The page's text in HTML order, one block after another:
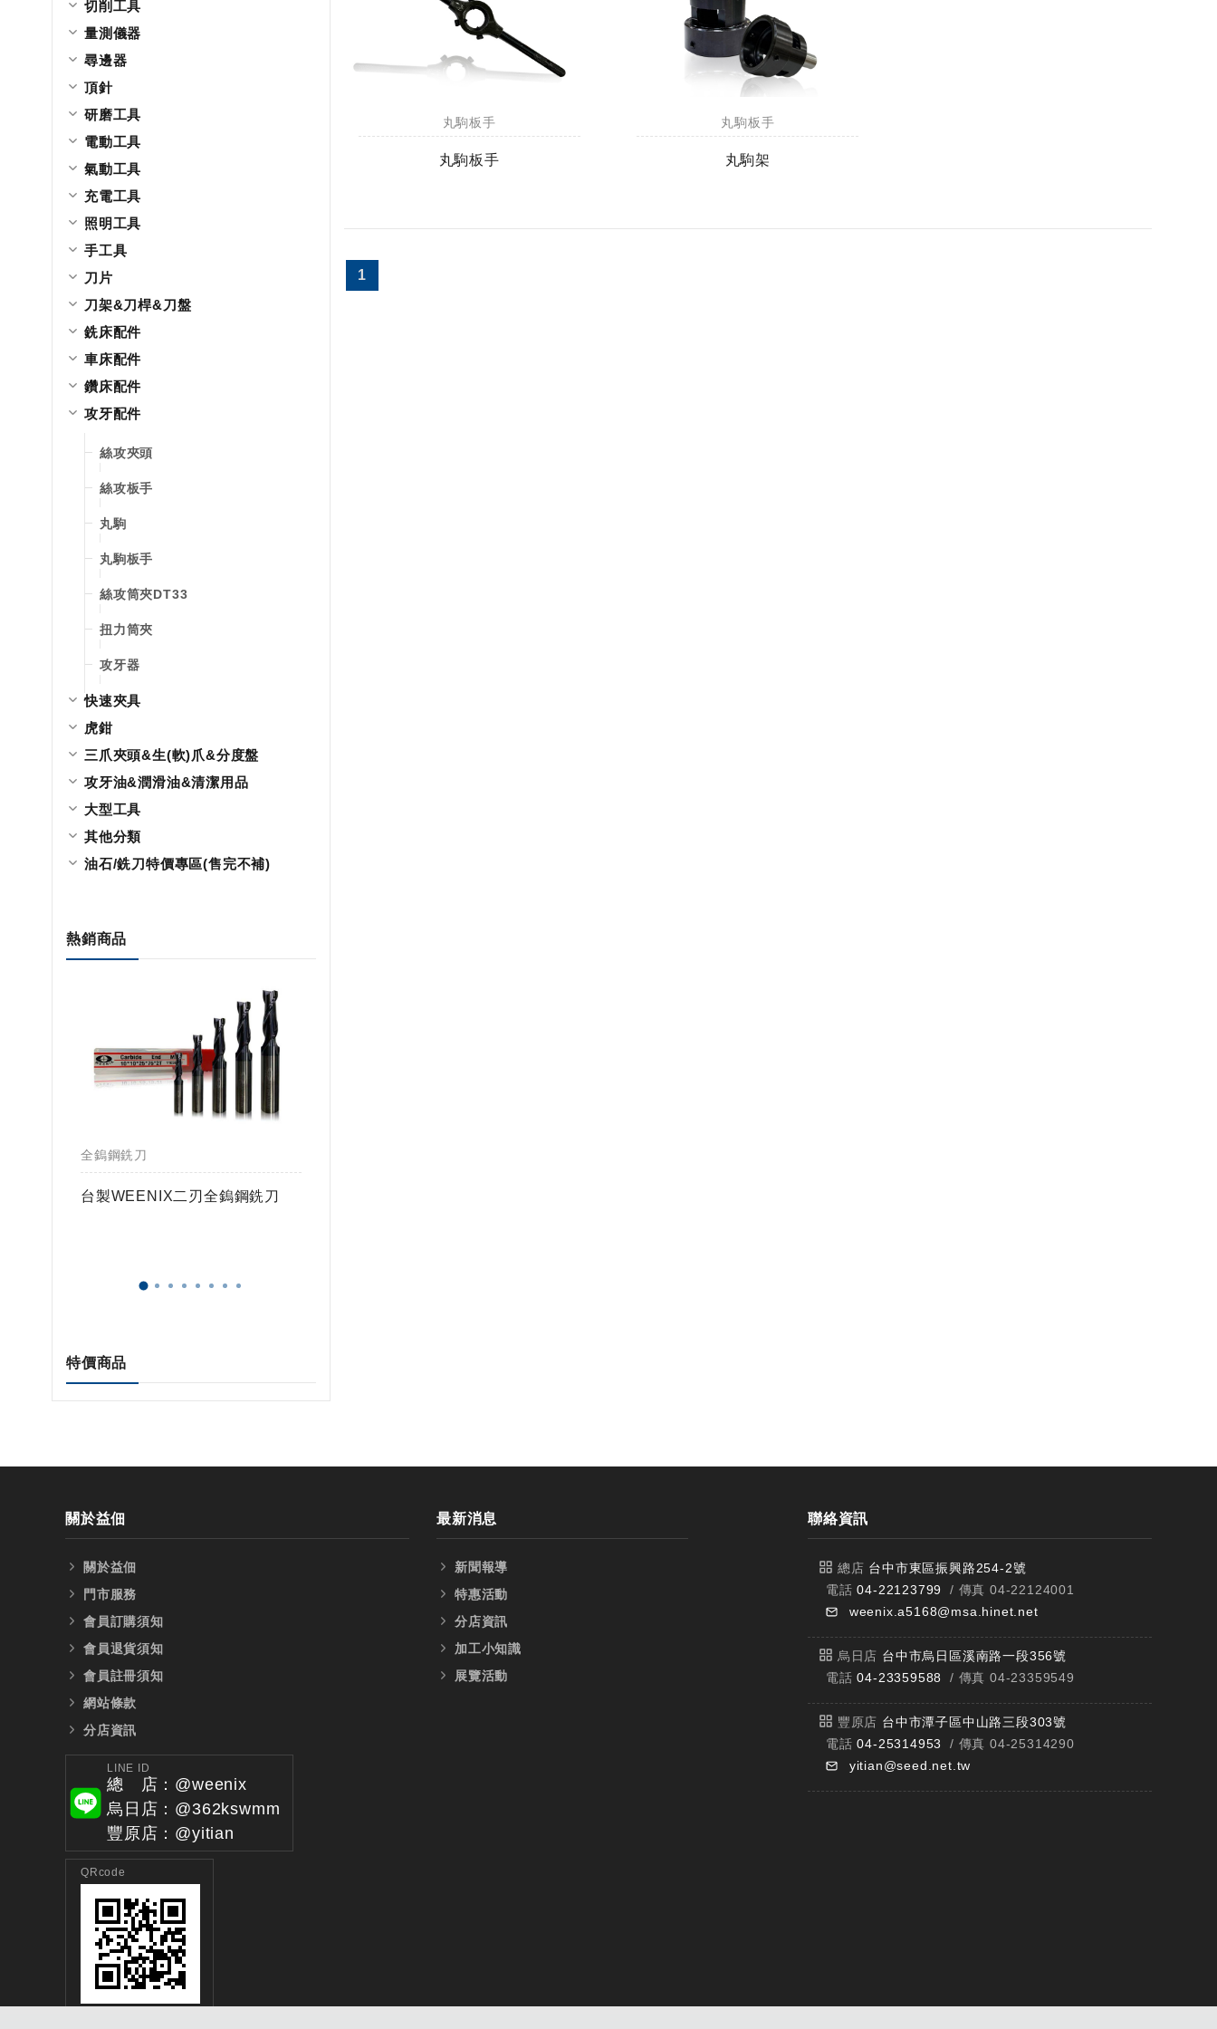
切削工具
量測儀器
尋邊器
頂針
研磨工具
電動工具
氣動工具
充電工具
照明工具
手工具
刀片
刀架&刀桿&刀盤
銑床配件
車床配件
鑽床配件
攻牙配件
絲攻夾頭
絲攻板手
丸駒
丸駒板手
絲攻筒夾DT33
扭力筒夾
攻牙器
快速夾具
虎鉗
三爪夾頭&生(軟)爪&分度盤
攻牙油&潤滑油&清潔用品
大型工具
其他分類
油石/銑刀特價專區(售完不補)
熱銷商品
全鎢鋼銑刀
台製WEENIX二刃全鎢鋼銑刀
特價商品
丸駒板手
丸駒板手
丸駒板手
丸駒架
1
關於益佃
關於益佃
門市服務
會員訂購須知
會員退貨須知
會員註冊須知
網站條款
分店資訊
LINE ID
總 店：@weenix
烏日店：@362kswmm
豐原店：@yitian
QRcode
最新消息
新聞報導
特惠活動
分店資訊
加工小知識
展覽活動
聯絡資訊
總店 台中市東區振興路254-2號
電話04-22123799
/ 傳真 04-22124001
weenix.a5168@msa.hinet.net
烏日店 台中市烏日區溪南路一段356號
電話04-23359588 / 傳真 04-23359549
豐原店 台中市潭子區中山路三段303號
電話04-25314953
/ 傳真 04-25314290
yitian@seed.net.tw